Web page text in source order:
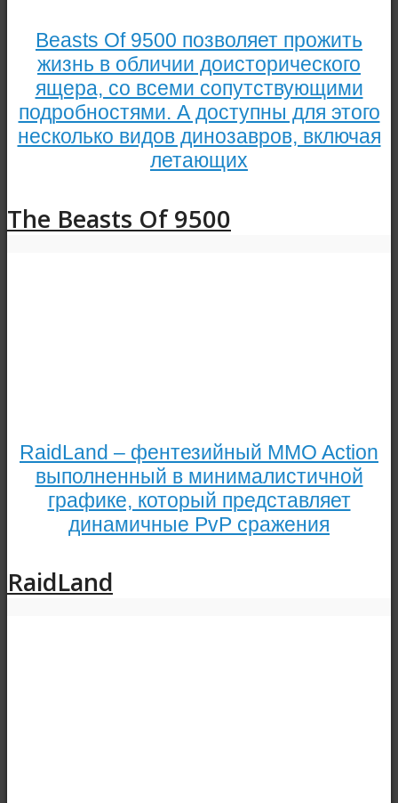
Beasts Of 9500 позволяет прожить
жизнь в обличии доисторического
ящера, со всеми сопутствующими
подробностями. А доступны для этого
несколько видов динозавров, включая
летающих
The Beasts Of 9500
RaidLand – фентезийный MMO Action
выполненный в минималистичной
графике, который представляет
динамичные PvP сражения
RaidLand